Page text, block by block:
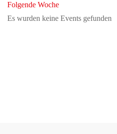
Folgende Woche
Es wurden keine Events gefunden